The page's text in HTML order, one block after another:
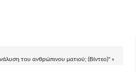
του ανθρώπινου ματιού; (Βίντεο)" »